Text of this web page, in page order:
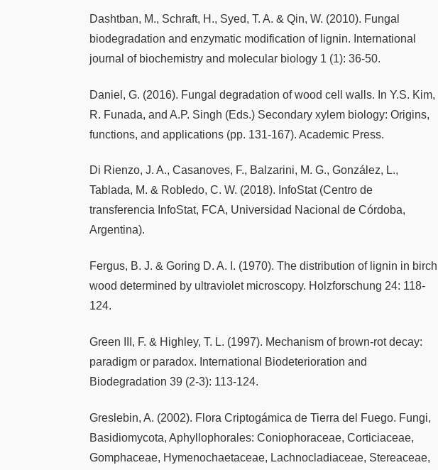
Dashtban, M., Schraft, H., Syed, T. A. & Qin, W. (2010). Fungal
biodegradation and enzymatic modification of lignin. International
journal of biochemistry and molecular biology 1 (1): 36-50.
Daniel, G. (2016). Fungal degradation of wood cell walls. In Y.S. Kim,
R. Funada, and A.P. Singh (Eds.) Secondary xylem biology: Origins,
functions, and applications (pp. 131-167). Academic Press.
Di Rienzo, J. A., Casanoves, F., Balzarini, M. G., González, L.,
Tablada, M. & Robledo, C. W. (2018). InfoStat (Centro de
transferencia InfoStat, FCA, Universidad Nacional de Córdoba,
Argentina).
Fergus, B. J. & Goring D. A. I. (1970). The distribution of lignin in birch
wood determined by ultraviolet microscopy. Holzforschung 24: 118-
124.
Green III, F. & Highley, T. L. (1997). Mechanism of brown-rot decay:
paradigm or paradox. International Biodeterioration and
Biodegradation 39 (2-3): 113-124.
Greslebin, A. (2002). Flora Criptogámica de Tierra del Fuego. Fungi,
Basidiomycota, Aphyllophorales: Coniophoraceae, Corticiaceae,
Gomphaceae, Hymenochaetaceae, Lachnocladiaceae, Stereaceae,